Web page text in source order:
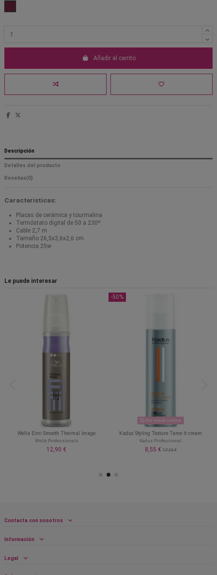
Añadir al carrito
Descripción
Detalles del producto
Reseñas(0)
Caracteristicas:
Placas de cerámica y tourmalina
Termóstato digital de 50 a 230º
Cable 2,7 m
Tamaño 26,5x3,6x2,6 cm
Potencia 25w
Le puede interesar
Wella Eimi Smooth Thermal Image
Wella Professionals
12,90 €
-50%
Sin stock online
Kadus Styling Texture Tame It cream
Kadus Professional
8,55 €17,10 €
Contacta con nosotros
Información
Legal